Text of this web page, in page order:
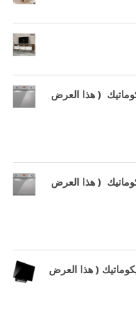
( هذا العرض
( هذا العرض
( هذا العرض